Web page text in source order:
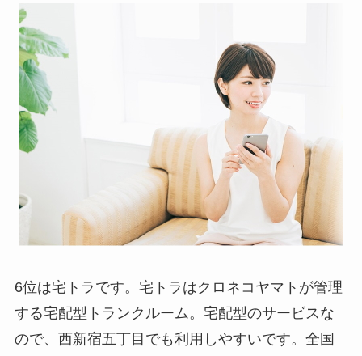
6位は宅トラです。宅トラはクロネコヤマトが管理
する宅配型トランクルーム。宅配型のサービスな
ので、西新宿五丁目でも利用しやすいです。全国